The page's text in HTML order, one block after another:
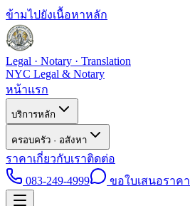
ข้ามไปยังเนื้อหาหลัก
Legal · Notary · Translation
NYC Legal & Notary
หน้าแรก
บริการหลัก
ครอบครัว · อสังหา
ราคาเกี่ยวกับเราติดต่อ
083-249-4999
ขอใบเสนอราคา